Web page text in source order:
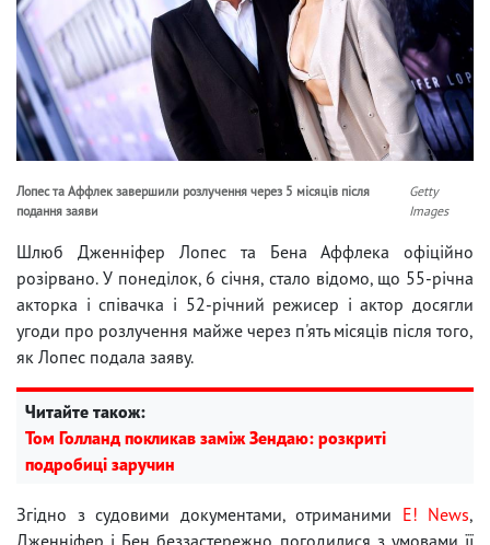
Лопес та Аффлек завершили розлучення через 5 місяців після
подання заяви
Getty
Images
Шлюб Дженніфер Лопес та Бена Аффлека офіційно
розірвано. У понеділок, 6 січня, стало відомо, що 55-річна
акторка і співачка і 52-річний режисер і актор досягли
угоди про розлучення майже через п'ять місяців після того,
як Лопес подала заяву.
Читайте також:
Том Голланд покликав заміж Зендаю: розкриті
подробиці заручин
Згідно з судовими документами, отриманими E! News,
Дженніфер і Бен беззастережно погодилися з умовами її